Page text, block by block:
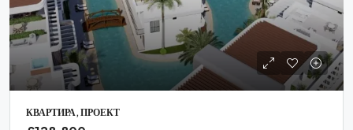
КВАРТИРА, ПРОЕКТ